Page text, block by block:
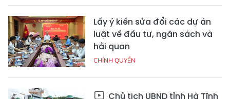
Lấy ý kiến sửa đổi các dự án
luật về đầu tư, ngân sách và
hải quan
CHÍNH QUYỀN
Chủ tịch UBND tỉnh Hà Tĩnh